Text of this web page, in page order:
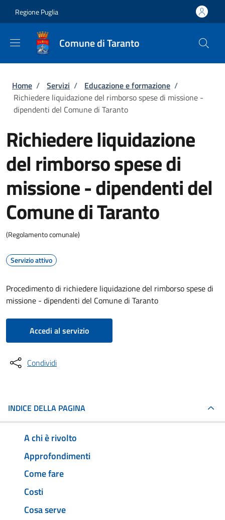
Regione Puglia
Comune di Taranto
Briciole di pane
Home / Servizi / Educazione e formazione /
Richiedere liquidazione del rimborso spese di missione -
dipendenti del Comune di Taranto
Richiedere liquidazione
del rimborso spese di
missione - dipendenti del
Comune di Taranto
(Regolamento comunale)
Servizio attivo
Procedimento di richiedere liquidazione del rimborso spese di
missione - dipendenti del Comune di Taranto
Accedi al servizio
Condividi
INDICE DELLA PAGINA
A chi è rivolto
Approfondimenti
Come fare
Costi
Cosa serve